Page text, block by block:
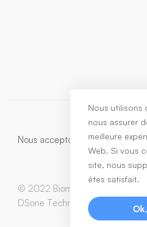
© 2022 Biomedic. All Rights
DSone Technology
Nous acceptons:
Nous utilisons
nous assurer
meilleure
Web. Si vous
site, nous
êtes satisfait.